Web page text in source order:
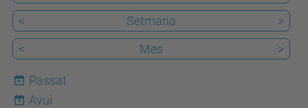
<
Setmana
>
<
Mes >
Passat
9
Avui